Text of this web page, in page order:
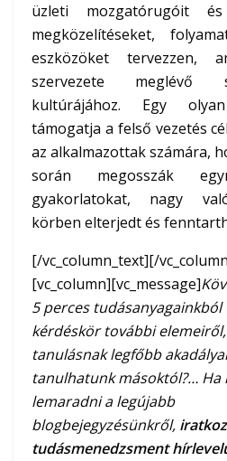
üzleti mozgatórugóit
megközelítéseket,
eszközöket tervezzen,
szervezete meglévő
kultúrájához. Egy
támogatja a felső vezetés
az alkalmazottak számára,
során megosszák
gyakorlatokat, nagy
körben elterjedt és
[/vc_column_text][/
[vc_column][vc_message]
5 perces
kérdéskör további
tanulásnak legfőbb
tanulhatunk másoktól?… Ha
lemaradni a legújabb
blogbejegyzésünkről,
tudásmenedzsment